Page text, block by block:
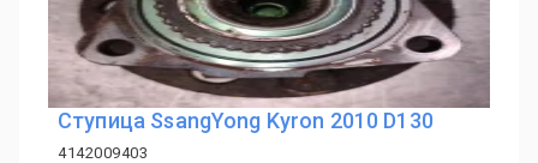
Ступица SsangYong Kyron 2010 D130
4142009403